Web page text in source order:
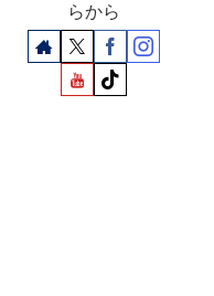
解
決
らから